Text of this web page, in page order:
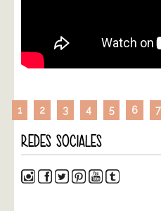
1 2 3 4 5 6 7
REDES SOCIALES